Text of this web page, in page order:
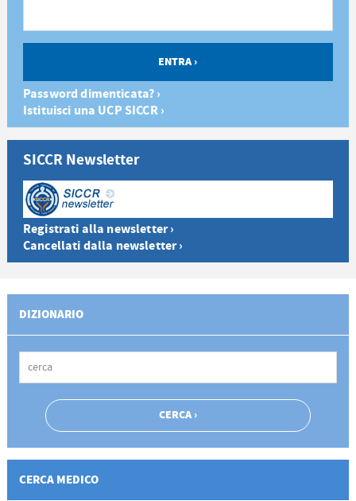
Password dimenticata? ›
Istituisci una UCP SICCR ›
SICCR Newsletter
Registrati alla newsletter ›
Cancellati dalla newsletter ›
DIZIONARIO
CERCA MEDICO